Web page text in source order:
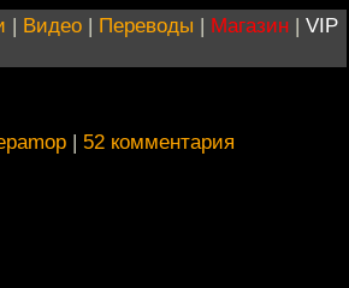
| Видео | Переводы | Магазин | VIP
| 52 комментария